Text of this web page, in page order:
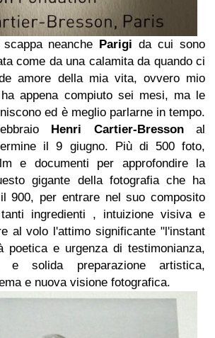
neanche Parigi da cui sono
come da una calamita da quando ci
amore della mia vita, ovvero mio
appena compiuto sei mesi, ma le
ed è meglio parlarne in tempo.
Henri Cartier-Bressonal
il 9 giugno. Più di 500 foto,
e documenti per approfondire la
gigante della fotografia che ha
900, per entrare nel suo composito
ingredienti , intuizione visiva e
al volo l'attimo significante "l'instant
poetica e urgenza di testimonianza,
e solida preparazione artistica,
e nuova visione fotografica.